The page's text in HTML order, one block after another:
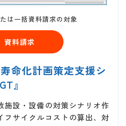
は一括資料請求の対象
資料請求
命化計画策定支援シ
』
施設・設備の対策シナリオ作
フサイクルコストの算出、対